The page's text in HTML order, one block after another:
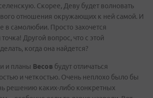
Скорее, Деву будет волновать
отношения окружающих к ней самой. И
в самолюбии. Просто захочется
Другой вопрос, что с этой
когда она найдется?
и планы Весов будут отличаться
и четкостью. Очень неплохо было бы
решению каких-либо конкретных